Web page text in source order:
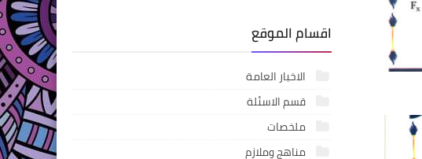
اقسام الموقع
الاخبار العامة
قسم الاسئلة
ملخصات
مناهج وملازم